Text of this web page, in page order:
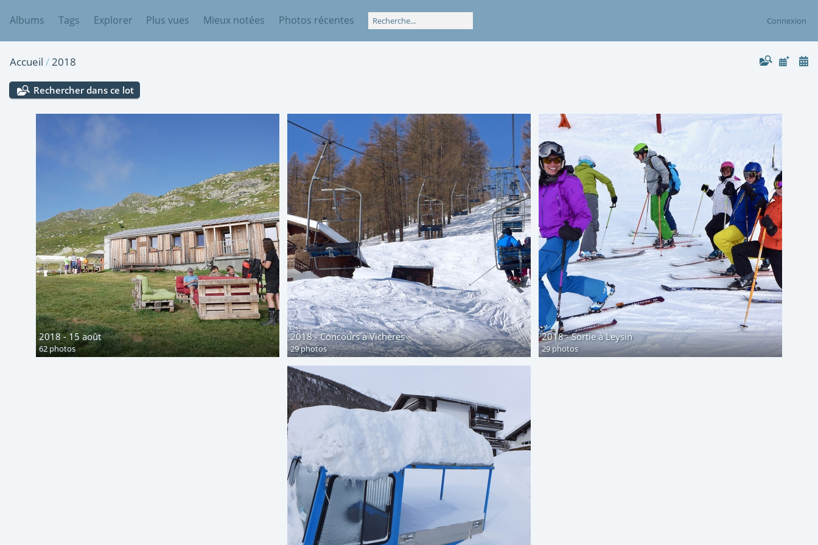
Albums Tags Explorer Plus vues Mieux notées Photos récentes Connexion
Accueil /2018
Rechercher dans ce lot
2018 - 15 août
62 photos
2018 - Concours à Vichères
29 photos
2018 - Sortie à Leysin
29 photos